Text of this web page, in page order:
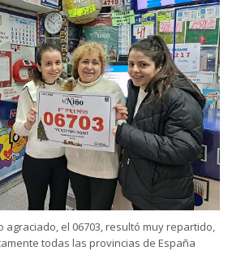
agraciado, el 06703, resultó muy repartido,
todas las provincias de España